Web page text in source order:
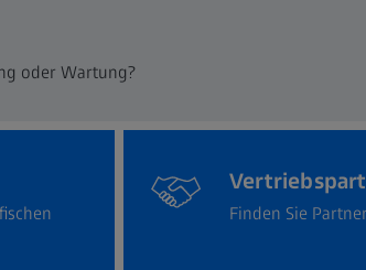
oder Wartung?
Finden Sie